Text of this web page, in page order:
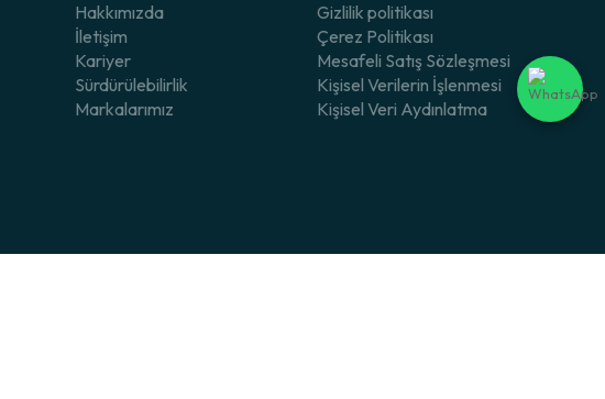
Hakkımızda
İletişim
Kariyer
Sürdürülebilirlik
Markalarımız
Gizlilik politikası
Çerez Politikası
Mesafeli Satış Sözleşmesi
Kişisel Verilerin İşlenmesi
Kişisel Veri Aydınlatma